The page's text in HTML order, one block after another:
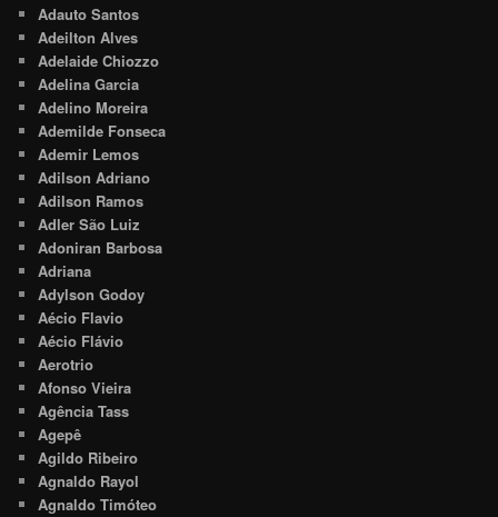
Adauto Santos
Adeilton Alves
Adelaide Chiozzo
Adelina Garcia
Adelino Moreira
Ademilde Fonseca
Ademir Lemos
Adilson Adriano
Adilson Ramos
Adler São Luiz
Adoniran Barbosa
Adriana
Adylson Godoy
Aécio Flavio
Aécio Flávio
Aerotrio
Afonso Vieira
Agência Tass
Agepê
Agildo Ribeiro
Agnaldo Rayol
Agnaldo Timóteo